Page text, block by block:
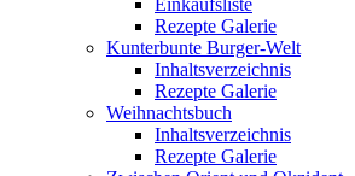
Einkaufsliste
Rezepte Galerie
Kunterbunte Burger-Welt
Inhaltsverzeichnis
Rezepte Galerie
Weihnachtsbuch
Inhaltsverzeichnis
Rezepte Galerie